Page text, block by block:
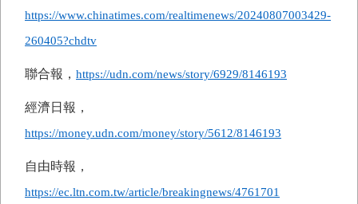
https://www.chinatimes.com/realtimenews/20240807003429-
260405?chdtv
聯合報， https://udn.com/news/story/6929/8146193
經濟日報，
https://money.udn.com/money/story/5612/8146193
自由時報，
https://ec.ltn.com.tw/article/breakingnews/4761701